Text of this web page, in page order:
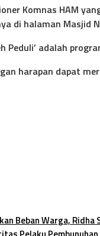
Komnas HAM
di halaman Masjid
Peduli’ adalah
harapan dapat
Beban Warga,